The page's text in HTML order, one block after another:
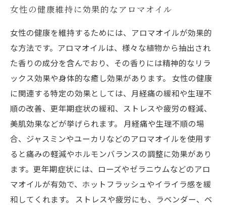
女性の健康維持に効果的なアロマオイル
女性の健康を維持するためには、アロマオイルが効果的
な方法です。アロマオイルは、様々な植物から抽出され
た香りの成分を含んでおり、その香りには精神的なリラ
ックス効果や身体的な癒し効果があります。 女性の健康
に関連する特定の効果としては、月経痛の緩和や生理不
順の改善、更年期症状の緩和、ストレスや疲労の軽減、
美肌効果などが挙げられます。 月経痛や生理不順の場
合、ジャスミンやユーカリなどのアロマオイルを使用す
ると痛みの軽減やホルモンバランスの調整に効果があり
ます。更年期症状には、ローズやゼラニウムなどのアロ
マオイルが有効で、ホットフラッシュやイライラ感を緩
和してくれます。 ストレスや疲労にも、ラベンダー、ベ